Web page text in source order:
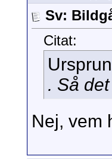
Sv:
Citat:
. Så
Nej, vem